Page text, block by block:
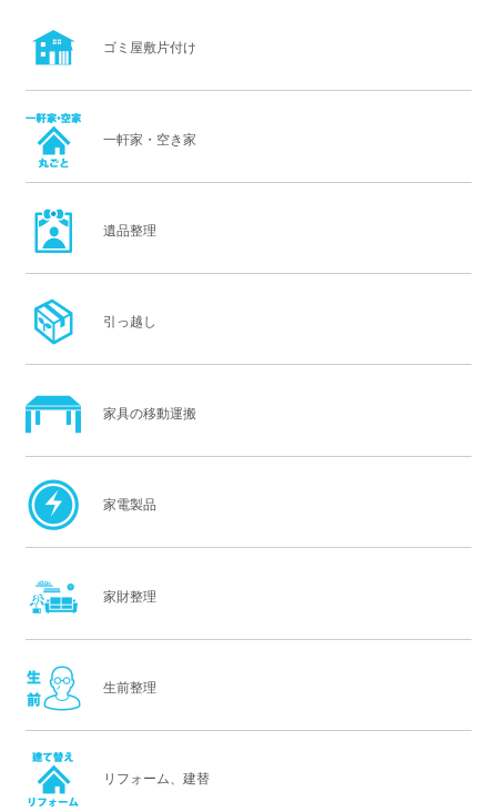
ゴミ屋敷片付け
一軒家・空き家
遺品整理
引っ越し
家具の移動運搬
家電製品
家財整理
生前整理
リフォーム、建替